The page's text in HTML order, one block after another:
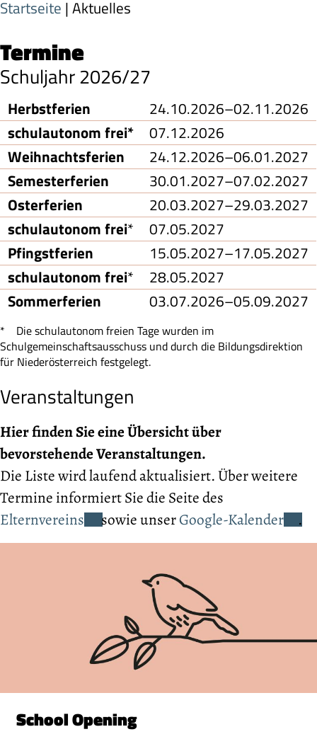
Startseite | Aktuelles
Termine
Schuljahr 2026/27
Herbstferien
24.10.2026–02.11.2026
schulautonom frei*
07.12.2026
Weihnachtsferien
24.12.2026–06.01.2027
Semesterferien
30.01.2027–07.02.2027
Osterferien
20.03.2027–29.03.2027
schulautonom frei*
07.05.2027
Pfingstferien
15.05.2027–17.05.2027
schulautonom frei*
28.05.2027
Sommerferien
03.07.2026–05.09.2027
* Die schulautonom freien Tage wurden im
Schulgemeinschaftsausschuss und durch die Bildungsdirektion
für Niederösterreich festgelegt.
Veranstaltungen
Hier finden Sie eine Übersicht über
bevorstehende Veranstaltungen.
Die Liste wird laufend aktualisiert. Über weitere
Termine informiert Sie die Seite des
Elternvereins
sowie unserGoogle-Kalender .
School Opening